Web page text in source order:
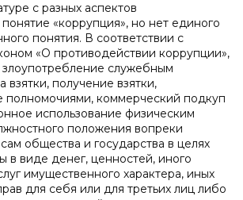
с разных аспектов
«коррупция», но нет единого
понятия. В соответствии с
«О противодействии коррупции»,
служебным
получение взятки,
полномочиями, коммерческий подкуп
использование физическим
положения вопреки
общества и государства в целях
в виде денег, ценностей, иного
имущественного характера, иных
для себя или для третьих лиц либо